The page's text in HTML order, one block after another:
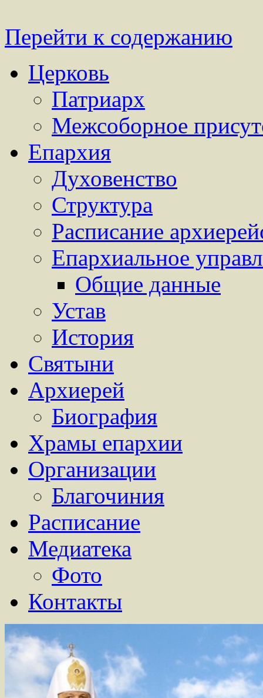
Перейти к содержанию
Церковь
Патриарх
Межсоборное
Епархия
Духовенство
Структура
Расписание
Епархиальное
Общие данные
Устав
История
Святыни
Архиерей
Биография
Храмы епархии
Организации
Благочиния
Расписание
Медиатека
Фото
Контакты